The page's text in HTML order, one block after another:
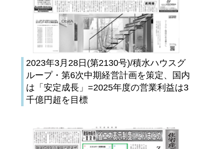
2023年3月28日(第2130号)/積水ハウスグ
ループ・第6次中期経営計画を策定、国内
は「安定成長」=2025年度の営業利益は3
千億円超を目標